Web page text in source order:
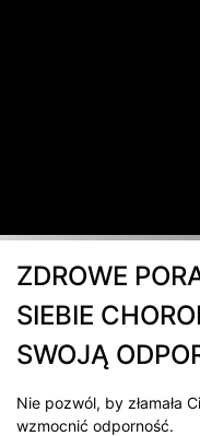
ZDROWE
SIEBIE
SWOJĄ
Nie pozwól, by złamała
wzmocnić odporność.